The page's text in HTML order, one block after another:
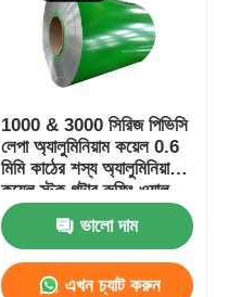
1000 & 3000 সিরিজ পিভিসি
লেপা অ্যালুমিনিয়াম কয়েল 0.6
মিমি কাঠের শস্য অ্যালুমিনিয়াম
কয়েল স্টক গটার রুফিং ওয়াল
এর জন্য
ভালো দাম
এখন চ্যাট করুন